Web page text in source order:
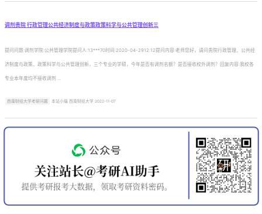
调剂贵院 行政管理公共经济制度与政策政策科学与公共管理创新三
提问问题:调剂学院:公共管理学院提问人:13***70时间:2020-04-2912:12提问内容:老师您好，请问贵院行政管理、公共经
济制度与政策、政策科学与公共管理创新，三个专业的学硕，今年是否有调剂名额？是否接收校外调剂？回复内容:我校各
专业本年度均不接收调剂 ...
西南财经大学考研问题 本站小编 西南财经大学 2022-11-07